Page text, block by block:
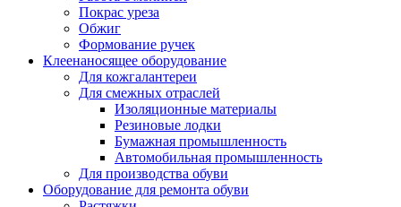
Покрас уреза
Обжиг
Формование ручек
Клеенаносящее оборудование
Для кожгалантереи
Для смежных отраслей
Изоляционные материалы
Резиновые лодки
Бумажная промышленность
Автомобильная промышленность
Для производства обуви
Оборудование для ремонта обуви